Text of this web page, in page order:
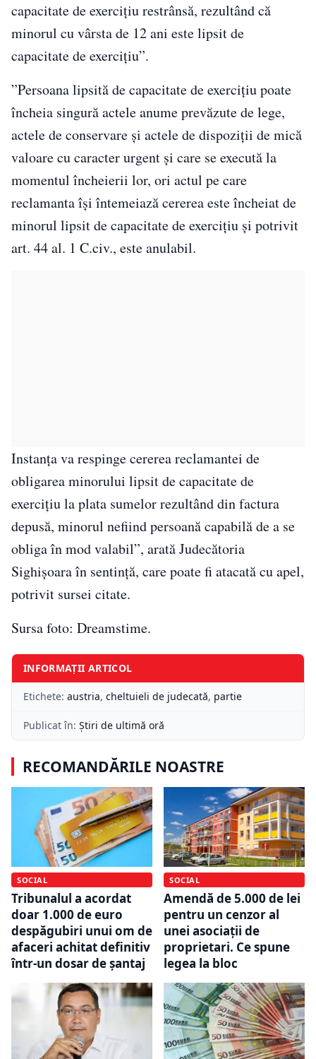
capacitate de exerciţiu restrânsă, rezultând că
minorul cu vârsta de 12 ani este lipsit de
capacitate de exerciţiu”.
”Persoana lipsită de capacitate de exerciţiu poate
încheia singură actele anume prevăzute de lege,
actele de conservare şi actele de dispoziţii de mică
valoare cu caracter urgent şi care se execută la
momentul încheierii lor, ori actul pe care
reclamanta îşi întemeiază cererea este încheiat de
minorul lipsit de capacitate de exerciţiu şi potrivit
art. 44 al. 1 C.civ., este anulabil.
Instanţa va respinge cererea reclamantei de
obligarea minorului lipsit de capacitate de
exerciţiu la plata sumelor rezultând din factura
depusă, minorul nefiind persoană capabilă de a se
obliga în mod valabil”, arată Judecătoria
Sighişoara în sentinţă, care poate fi atacată cu apel,
potrivit sursei citate.
Sursa foto: Dreamstime.
INFORMAȚII ARTICOL
Etichete: austria, cheltuieli de judecată, partie
Publicat în: Știri de ultimă oră
RECOMANDĂRILE NOASTRE
SOCIAL
Tribunalul a acordat
doar 1.000 de euro
despăgubiri unui om de
afaceri achitat definitiv
într-un dosar de șantaj
SOCIAL
Amendă de 5.000 de lei
pentru un cenzor al
unei asociații de
proprietari. Ce spune
legea la bloc